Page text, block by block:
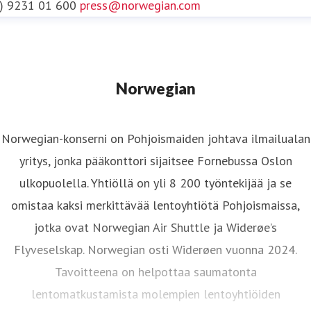
E2 -konetta.Widerøe Ground Handling
kestävyys ja yhtiö on sitoutunut vähentämään
Lukuisista aloitteista merkittävin on investointi
fossiilivapaan lentopolttoaineen (SAF) tuotantoon ja
käyttöön. Norwegian pyrkii olemaan kestävä valinta
matkustajilleen. Yhtiö osallistuu aktiivisesti
ilmailualan muutokseen.
Lisätietoja osoitteessawww.norwegian.com
9231 01 600 press@norwegian.com
Norwegian
Norwegian-konserni on Pohjoismaiden johtava ilmailualan
yritys, jonka pääkonttori sijaitsee Fornebussa Oslon
ulkopuolella. Yhtiöllä on yli 8 200 työntekijää ja se
omistaa kaksi merkittävää lentoyhtiötä Pohjoismaissa,
jotka ovat Norwegian Air Shuttle ja Widerøe’s
Flyveselskap. Norwegian osti Widerøen vuonna 2024.
Tavoitteena on helpottaa saumatonta
lentomatkustamista molempien lentoyhtiöiden